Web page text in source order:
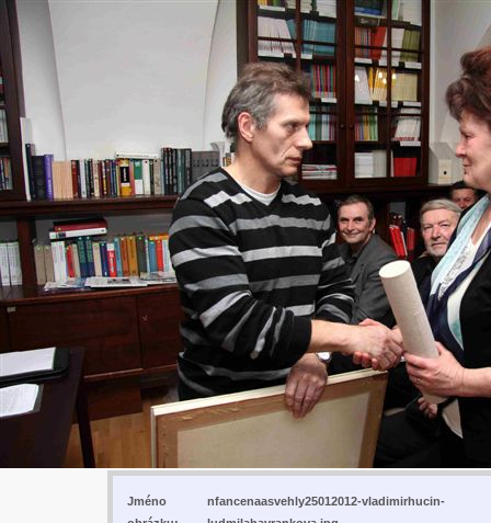
Jméno
nfancenaasvehly25012012-vladimirhucin-